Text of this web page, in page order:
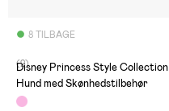
8 TILBAGE
(2)
Disney Princess Style Collection
Hund med Skønhedstilbehør